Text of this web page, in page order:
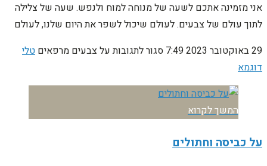
אני מזמינה אתכם לשעה של מנוחה למוח ולנפש. שעה של צלילה
לתוך עולם של צבעים. לעולם שיכול לשפר את היום שלנו, לעולם
29 באוקטובר 2023
7:49 סגור לתגובותעל צבעים מרפאים טלי
דוגמא
המשך לקרוא
על כביסה וחתולים